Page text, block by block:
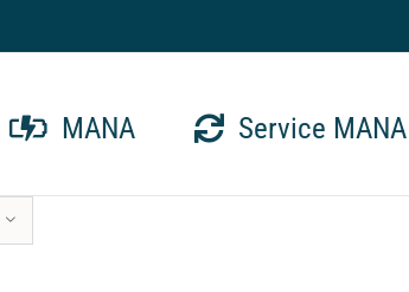
MANA Service MANA